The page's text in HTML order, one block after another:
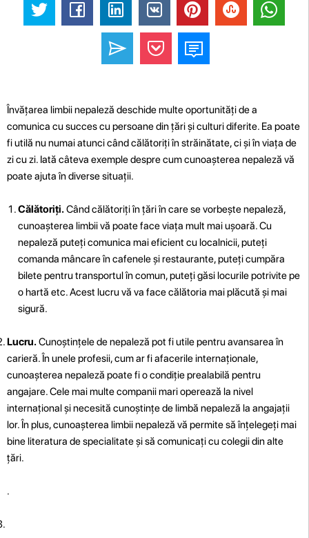
Învățarea limbii nepaleză deschide multe oportunități de a
comunica cu succes cu persoane din țări și culturi diferite. Ea poate
fi utilă nu numai atunci când călătoriți în străinătate, ci și în viața de
zi cu zi. Iată câteva exemple despre cum cunoașterea nepaleză vă
poate ajuta în diverse situații.
Călătoriți.Când călătoriți în țări în care se vorbește nepaleză,
cunoașterea limbii vă poate face viața mult mai ușoară. Cu
nepaleză puteți comunica mai eficient cu localnicii, puteți
comanda mâncare în cafenele și restaurante, puteți cumpăra
bilete pentru transportul în comun, puteți găsi locurile potrivite pe
o hartă etc. Acest lucru vă va face călătoria mai plăcută și mai
sigură.
Lucru.Cunoștințele de nepaleză pot fi utile pentru avansarea în
carieră. În unele profesii, cum ar fi afacerile internaționale,
cunoașterea nepaleză poate fi o condiție prealabilă pentru
angajare. Cele mai multe companii mari operează la nivel
internațional și necesită cunoștințe de limbă nepaleză la angajații
lor. În plus, cunoașterea limbii nepaleză vă permite să înțelegeți mai
bine literatura de specialitate și să comunicați cu colegii din alte
țări.
.